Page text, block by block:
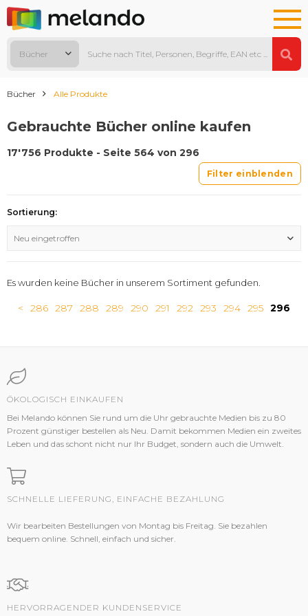
Bücher
Bücher Alle Produkte
Gebrauchte Bücher online kaufen
17'756 Produkte - Seite 564 von 296
Filter einblenden
Sortierung:
Neu eingetroffen
Es wurden keine Bücher in unserem Sortiment gefunden.
< 286 287 288 289 290 291 292 293 294 295 296
ÖKOLOGISCH EINKAUFEN
Bei Melando können Sie rund um die Uhr gebrauchte Medien bis zu 80
Prozent günstiger bestellen als Neu. Damit bekommen Medien ein zweites
Leben und das schont nicht nur Ihr Budget, sondern auch die Umwelt.
SCHNELLE LIEFERUNG, EINFACHE BEZAHLUNG
Wir bearbeiten Bestellungen von Montag bis Freitag. Sie bezahlen
bequem online. Schnell, einfach und sicher.
HERVORRAGENDER KUNDENSERVICE